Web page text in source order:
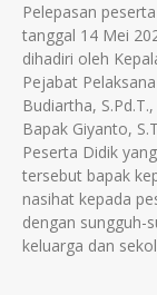
Pelepasan
tanggal 14 Mei
dihadiri oleh
Pejabat
Budiartha,
Bapak Giyanto,
Peserta Didik
tersebut bapak
nasihat kepada
dengan sungguh-
keluarga dan